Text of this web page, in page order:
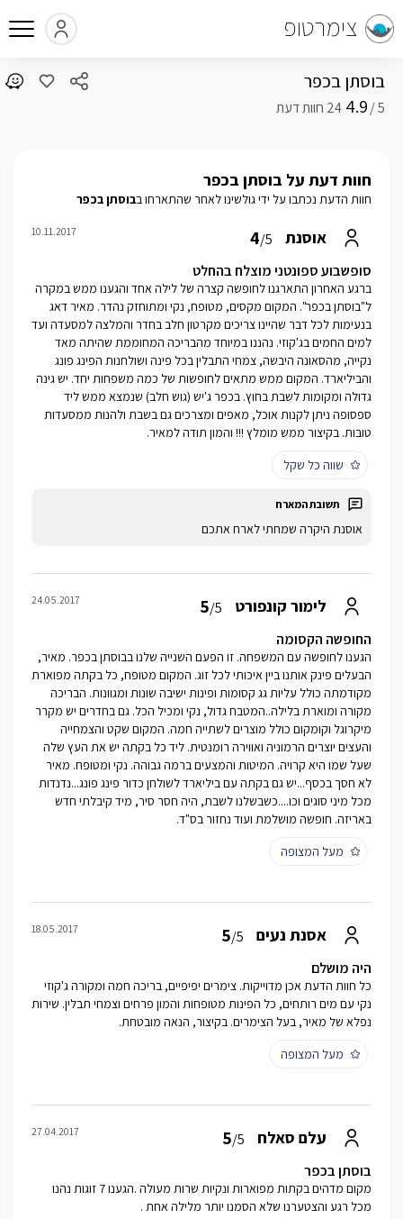
צימרטופ
בוסתן בכפר
5 /
4.9
חוות דעת על בוסתן בכפר
חוות הדעת נכתבו על ידי גולשינו לאחר שהתארחו בבוסתן בכפר
אוסנת 4/5
10.11.2017
סופשבוע ספונטני מוצלח בהחלט
ברגע האחרון התארגנו לחופשה קצרה של לילה אחד והגענו ממש במקרה
ל"בוסתן בכפר". המקום מקסים, מטופח, נקי ומתוחזק נהדר. מאיר דאג
בנעימות לכל דבר שהיינו צריכים מקרטון חלב בחדר והמלצה למסעדה ועד
למים החמים בג'קוזי. נהננו במיוחד מהבריכה המחוממת שהיתה מאד
נקייה, מהסאונה היבשה, צמחי התבלין בכל פינה ושולחנות הפינג פונג
והביליארד. המקום ממש מתאים לחופשות של כמה משפחות יחד. יש גינה
גדולה ומקומות לשבת בחוץ. בכפר ג'יש (גוש חלב) שנמצא ממש ליד
ספסופה ניתן לקנות אוכל, מאפים ומצרכים גם בשבת ולהנות ממסעדות
טובות. בקיצור ממש מומלץ !!! והמון תודה למאיר.
שווה כל שקל
אוסנת היקרה שמחתי לארח אתכם
לימור קונפורט 5/5
24.05.2017
החופשה הקסומה
הגענו לחופשה עם המשפחה. זו הפעם השנייה שלנו בבוסתן בכפר. מאיר,
הבעלים פינק אותנו ביין איכותי לכל זוג. המקום מטופח, כל בקתה מפוארת
מקודמתה כולל עליות גג קסומות ופינות ישיבה שונות ומגוונות. הבריכה
מקורה ומוארת בלילה..המטבח גדול, נקי ומכיל הכל. גם בחדרים יש מקרר
מיקרוגל וקומקום כולל מוצרים לשתייה חמה. המקום שקט והצמחייה
והעצים יוצרים הרמוניה ואווירה רומנטית. ליד כל בקתה יש את העץ שלה
שעל שמו היא קרויה. המיטות והמצעים ברמה גבוהה. נקי ומטופח. מאיר
לא חסך בכסף...יש גם בקתה עם ביליארד לשולחן כדור פינג פונג...נדנדות
מכל מיני סוגים וכו....כשבשלנו לשבת, היה חסר סיר, מיד קיבלתי חדש
באריזה. חופשה מושלמת ועוד נחזור בס"ד.
מעל המצופה
אסנת נעים 5/5
18.05.2017
היה מושלם
כל חוות הדעת אכן מדוייקות. צימרים יפיפיים, בריכה חמה ומקורה ג'קוזי
נקי עם מים רותחים, כל הפינות מטופחות והמון פרחים וצמחי תבלין. שירות
נפלא של מאיר, בעל הצימרים. בקיצור, הנאה מובטחת.
מעל המצופה
עלם סאלח 5/5
27.04.2017
בוסתן בכפר
מקום מדהים בקתות מפוארות ונקיות שרות מעולה .הגענו 7 זוגות נהנו
מכל רגע והצטערנו שלא הסמנו יותר מלילה אחת .